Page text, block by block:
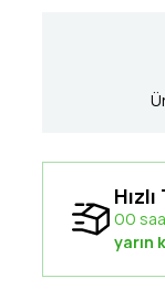
00
yarın